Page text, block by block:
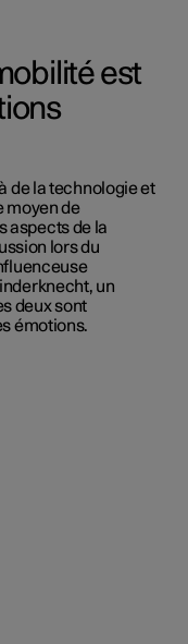
est
de la technologie et
moyen de
aspects de la
lors du
un
deux sont
émotions.